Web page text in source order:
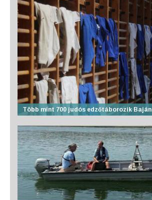
Több mint 700 judós edzőtáborozik Baján